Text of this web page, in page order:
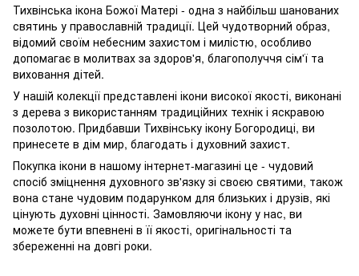
Тихвінська ікона Божої Матері - одна з найбільш шанованих
святинь у православній традиції. Цей чудотворний образ,
відомий своїм небесним захистом і милістю, особливо
допомагає в молитвах за здоров'я, благополуччя сім'ї та
виховання дітей.
У нашій колекції представлені ікони високої якості, виконані
з дерева з використанням традиційних технік і яскравою
позолотою. Придбавши Тихвінську ікону Богородиці, ви
принесете в дім мир, благодать і духовний захист.
Покупка ікони в нашому інтернет-магазині це - чудовий
спосіб зміцнення духовного зв'язку зі своєю святими, також
вона стане чудовим подарунком для близьких і друзів, які
цінують духовні цінності. Замовляючи ікону у нас, ви
можете бути впевнені в її якості, оригінальності та
збереженні на довгі роки.